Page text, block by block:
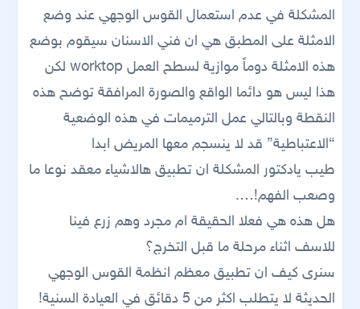
المشكلة في عدم استعمال القوس الوجهي عند وضع
الامثلة على المطبق هي ان فني الاسنان سيقوم بوضع
هذه الامثلة دوماً موازية لسطح العمل worktop لكن
هذا ليس هو دائما الواقع والصورة المرافقة توضح هذه
النقطة وبالتالي عمل الترميمات في هذه الوضعية
“الاعتباطية” قد لا ينسجم معها المريض ابدا
طيب يادكتور المشكلة ان تطبيق هالاشياء معقد نوعا ما
وصعب الفهم!….
هل هذه هي فعلا الحقيقة ام مجرد وهم زرع فينا
للاسف اثناء مرحلة ما قبل التخرج؟
سنرى كيف ان تطبيق معظم انظمة القوس الوجهي
الحديثة لا يتطلب اكثر من 5 دقائق في العيادة السنية!